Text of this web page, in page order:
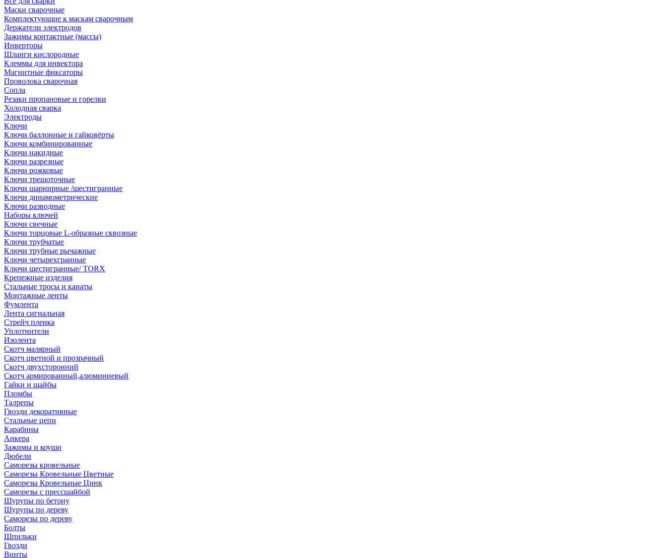
Маски сварочные
Комплектующие к маскам сварочным
Держатели электродов
Зажимы контактные (массы)
Инверторы
Шланги кислородные
Клеммы для инвектора
Магнитные фиксаторы
Проволока сварочная
Сопла
Резаки пропановые и горелки
Холодная сварка
Электроды
Ключи
Ключи баллонные и гайковёрты
Ключи комбинированные
Ключи накидные
Ключи разрезные
Ключи рожковые
Ключи трещоточные
Ключи шарнирные /шестигранные
Ключи динамометрические
Ключи разводные
Наборы ключей
Ключи свечные
Ключи торцовые L-образные сквозные
Ключи трубчатые
Ключи трубные рычажные
Ключи четырехгранные
Ключи шестигранные/ TORX
Крепежные изделия
Стальные тросы и канаты
Монтажные ленты
Фумлента
Лента сигнальная
Стрейч пленка
Уплотнители
Изолента
Скотч малярный
Скотч цветной и прозрачный
Скотч двухсторонний
Скотч армированный,алюминиевый
Гайки и шайбы
Пломбы
Талрепы
Гвозди декоративные
Стальные цепи
Карабины
Анкера
Зажимы и коуши
Дюбели
Саморезы кровельные
Саморезы Кровельные Цветные
Саморезы Кровельные Цинк
Саморезы с прессшайбой
Шурупы по бетону
Шурупы по дереву
Саморезы по дереву
Болты
Шпильки
Гвозди
Винты